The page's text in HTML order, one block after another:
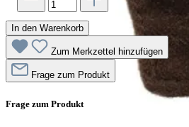
In den Warenkorb
Zum Merkzettel hinzufügen
Frage zum Produkt
Frage zum Produkt